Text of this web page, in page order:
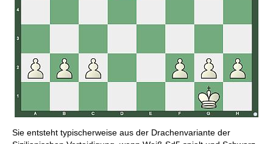
Sie entsteht typischerweise aus der Drachenvariante der